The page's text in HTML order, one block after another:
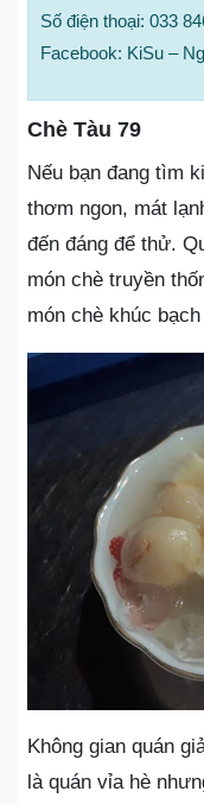
Số điện thoại: 033
Facebook: KiSu –
Chè Tàu 79
Nếu bạn đang tìm
thơm ngon, mát
đến đáng để thử.
món chè truyền
món chè khúc
Không gian quán
là quán vỉa hè